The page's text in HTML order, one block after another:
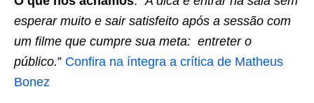
esperar muito e sair satisfeito após a sessão com
um filme que cumpre sua meta: entreter o
público.” Confira na íntegra a crítica de Matheus
Bonez